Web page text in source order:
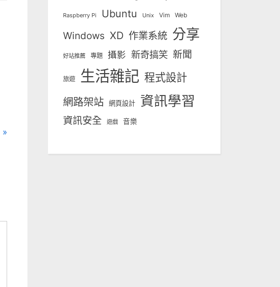
Raspberry Pi Ubuntu Unix Vim Web
Windows XD 作業系統 分享
好站推薦 專題 攝影 新奇搞笑 新聞
旅遊 生活雜記 程式設計
網路架站 網頁設計 資訊學習
資訊安全 遊戲 音樂